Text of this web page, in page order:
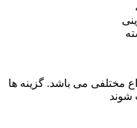
مختلفی می باشد. گزینه ها